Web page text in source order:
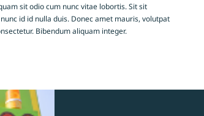
sit odio cum nunc vitae lobortis. Sit sit
id id nulla duis. Donec amet mauris, volutpat
Bibendum aliquam integer.